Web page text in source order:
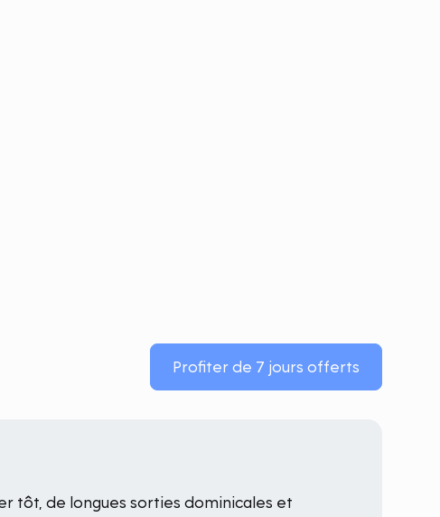
Profiter de 7 jours offerts
tôt, de longues sorties dominicales et